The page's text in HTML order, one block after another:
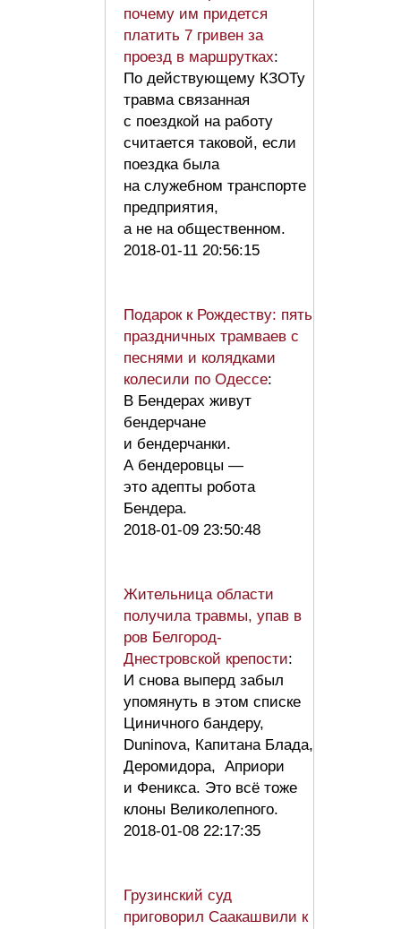
почему им придется
платить 7 гривен за
проезд в маршрутках:
По действующему КЗОТу
травма связанная
с поездкой на работу
считается таковой, если
поездка была
на служебном транспорте
предприятия,
а не на общественном.
2018-01-11 20:56:15
Подарок к Рождеству: пять
праздничных трамваев с
песнями и колядками
колесили по Одессе:
В Бендерах живут
бендерчане
и бендерчанки.
А бендеровцы —
это адепты робота
Бендера.
2018-01-09 23:50:48
Жительница области
получила травмы, упав в
ров Белгород-
Днестровской крепости:
И снова выперд забыл
упомянуть в этом списке
Циничного бандеру,
Duninovа, Капитана Блада,
Деромидора, Априори
и Феникса. Это всё тоже
клоны Великолепного.
2018-01-08 22:17:35
Грузинский суд
приговорил Саакашвили к